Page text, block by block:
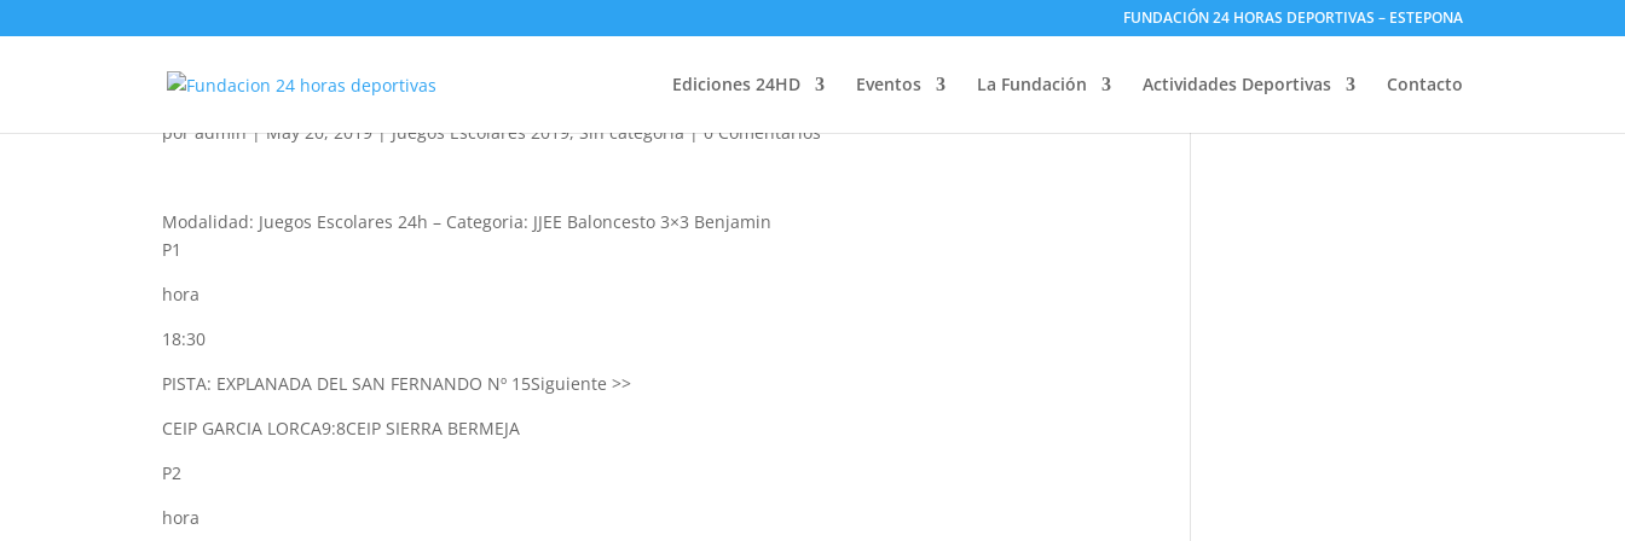
FUNDACIÓN 24 HORAS DEPORTIVAS – ESTEPONA
Ediciones 24HD Eventos La Fundación Actividades Deportivas Contacto
JJEE Baloncesto 3×3 Benjamin 2019
poradmin|May 20, 2019|Juegos Escolares 2019,Sin categoría|0 Comentarios
Modalidad: Juegos Escolares 24h – Categoria: JJEE Baloncesto 3×3 Benjamin
P1
hora
18:30
PISTA: EXPLANADA DEL SAN FERNANDO Nº 15Siguiente >>
CEIP GARCIA LORCA9:8CEIP SIERRA BERMEJA
P2
hora